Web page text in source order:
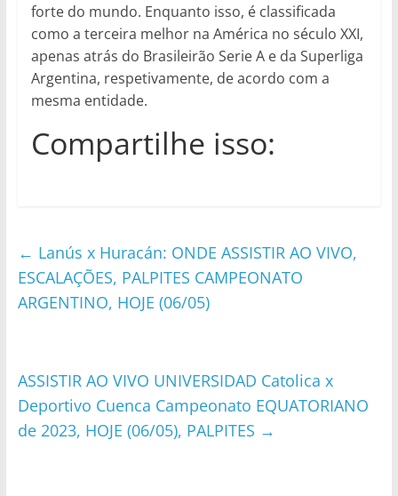
forte do mundo. Enquanto isso, é classificada
como a terceira melhor na América no século XXI,
apenas atrás do Brasileirão Serie A e da Superliga
Argentina, respetivamente, de acordo com a
mesma entidade.
Compartilhe isso:
← Lanús x Huracán: ONDE ASSISTIR AO VIVO,
ESCALAÇÕES, PALPITES CAMPEONATO
ARGENTINO, HOJE (06/05)
ASSISTIR AO VIVO UNIVERSIDAD Catolica x
Deportivo Cuenca Campeonato EQUATORIANO
de 2023, HOJE (06/05), PALPITES →